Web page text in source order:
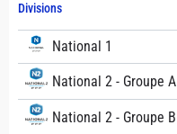
Divisions
National 1
National 2 - Groupe A
National 2 - Groupe B